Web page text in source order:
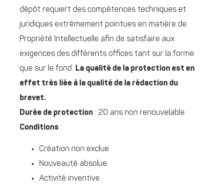
dépôt requiert des compétences techniques et
juridiques extrêmement pointues en matière de
Propriété Intellectuelle afin de satisfaire aux
exigences des différents offices tant sur la forme
que sur le fond. La qualité de la protection est en
effet très liée à la qualité de la rédaction du
brevet.
Durée de protection : 20 ans non renouvelable
Conditions :
Création non exclue
Nouveauté absolue
Activité inventive